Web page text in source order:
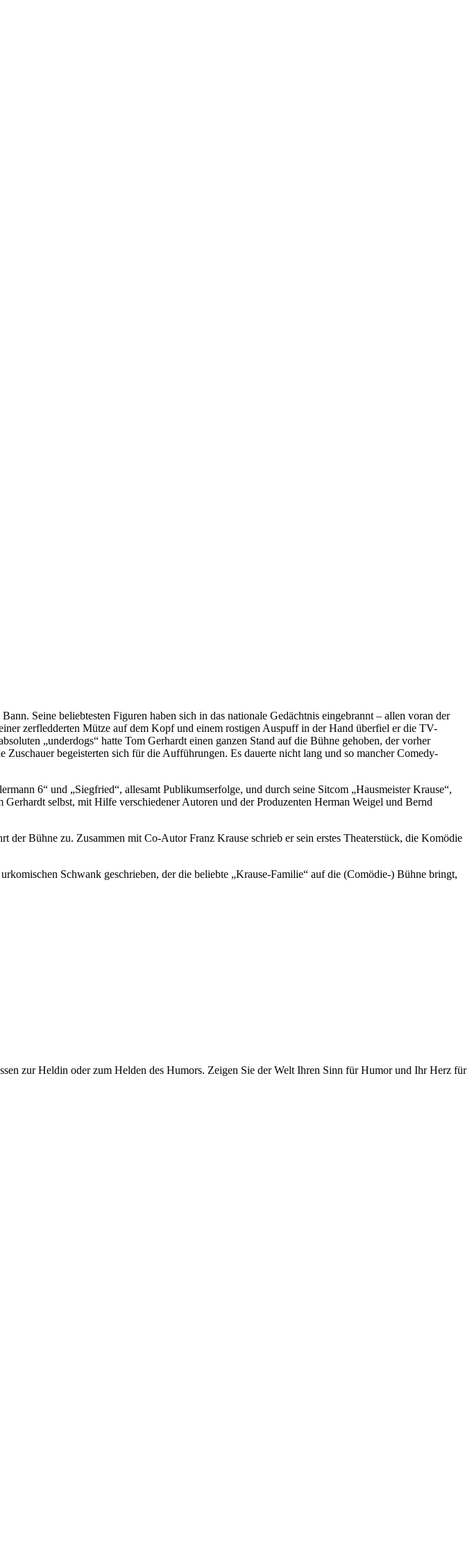
Seine beliebtesten Figuren haben sich in das nationale Gedächtnis eingebrannt – allen voran der
zerfledderten Mütze auf dem Kopf und einem rostigen Auspuff in der Hand überfiel er die TV-
„underdogs“ hatte Tom Gerhardt einen ganzen Stand auf die Bühne gehoben, der vorher
begeisterten sich für die Aufführungen. Es dauerte nicht lang und so mancher Comedy-
6“ und „Siegfried“, allesamt Publikumserfolge, und durch seine Sitcom „Hausmeister Krause“,
selbst, mit Hilfe verschiedener Autoren und der Produzenten Herman Weigel und Bernd
Bühne zu. Zusammen mit Co-Autor Franz Krause schrieb er sein erstes Theaterstück, die Komödie
Schwank geschrieben, der die beliebte „Krause-Familie“ auf die (Comödie-) Bühne bringt,
zur Heldin oder zum Helden des Humors. Zeigen Sie der Welt Ihren Sinn für Humor und Ihr Herz für